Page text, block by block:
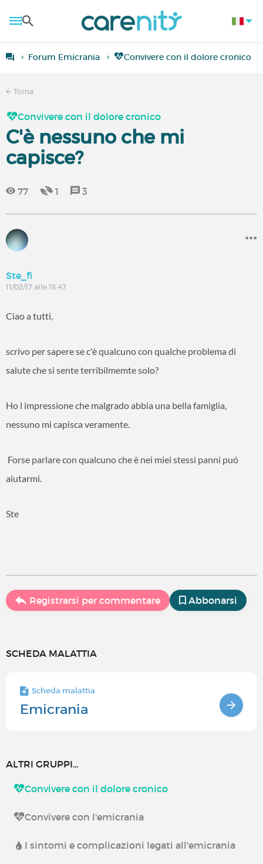
Forum Emicrania Convivere con il dolore cronico
Torna
Convivere con il dolore cronico
C'è nessuno che mi
capisce?
77 1 3
Ste_fi
11/02/17 alle 18:47
Ciao a tutti,
scrivo per sapere se c'è qualcuno con qualche problema di
salute che si sente terribilmemte solo?
Ho l impressione che malgrado abbia una bella famiglia,
nessuno mi capisca veramente.
Forse parlare con qualcuno che è nei miei stessi panni puó
aiutarmi.
Ste
Registrarsi per commentare Abbonarsi
SCHEDA MALATTIA
Scheda malattia
Emicrania
ALTRI GRUPPI...
Convivere con il dolore cronico
Convivere con l'emicrania
I sintomi e complicazioni legati all'emicrania